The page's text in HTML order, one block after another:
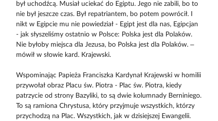
był uchodźcą. Musiał uciekać do Egiptu. Jego nie zabili, bo to
nie był jeszcze czas. Był repatriantem, bo potem powrócił. I
nikt w Egipcie mu nie powiedział - Egipt jest dla nas, Egipcjan
- jak słyszeliśmy ostatnio w Polsce: Polska jest dla Polaków.
Nie byłoby miejsca dla Jezusa, bo Polska jest dla Polaków. –
mówił w słowie kard. Krajewski.
Wspominając Papieża Franciszka Kardynał Krajewski w homilii
przywołał obraz Placu św. Piotra - Plac św. Piotra, kiedy
patrzycie od strony Bazyliki, to są dwie kolumnady Berniniego.
To są ramiona Chrystusa, który przyjmuje wszystkich, którzy
przychodzą na Plac. Wszystkich, jak w dzisiejszej Ewangelii.